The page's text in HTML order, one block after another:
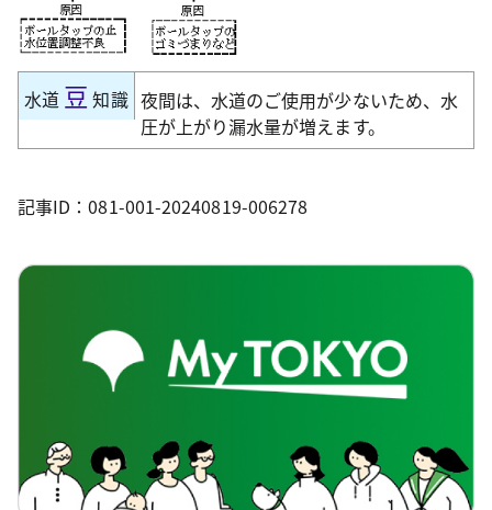
水道 豆 知識 夜間は、水道のご使用が少ないため、水
圧が上がり漏水量が増えます。
記事ID：081-001-20240819-006278